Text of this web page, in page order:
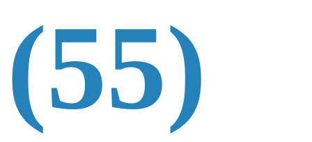
(55)